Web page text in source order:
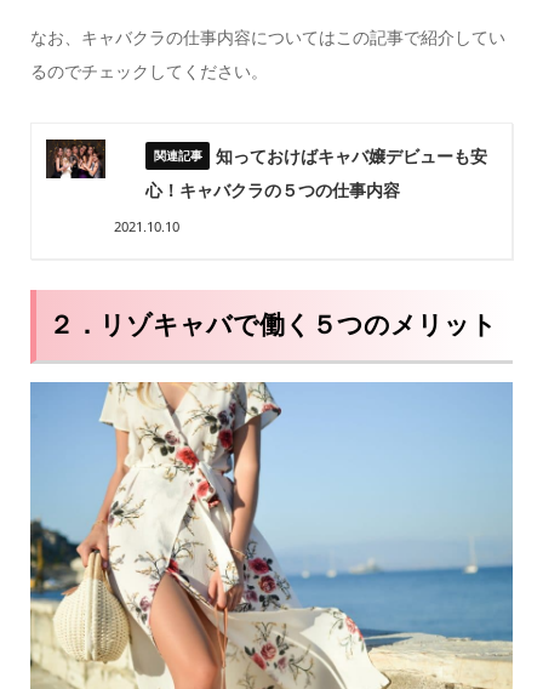
なお、キャバクラの仕事内容についてはこの記事で紹介してい
るのでチェックしてください。
知っておけばキャバ嬢デビューも安
心！キャバクラの５つの仕事内容
2021.10.10
２．リゾキャバで働く５つのメリット